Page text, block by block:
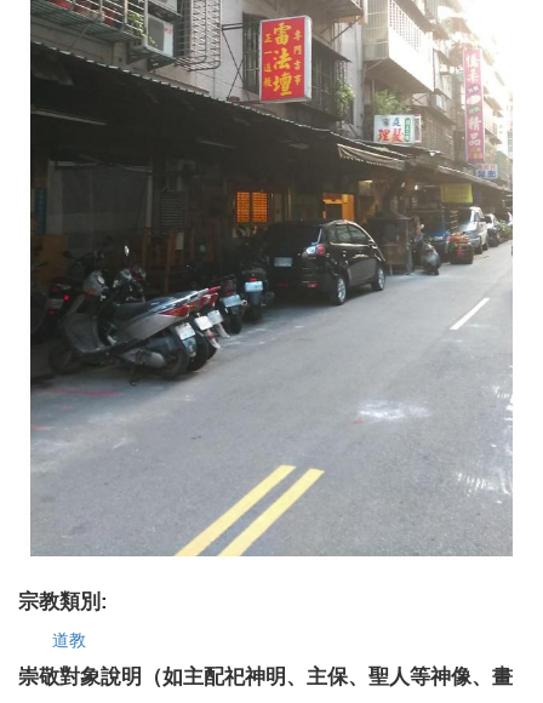
宗教類別:
道教
崇敬對象說明（如主配祀神明、主保、聖人等神像、畫